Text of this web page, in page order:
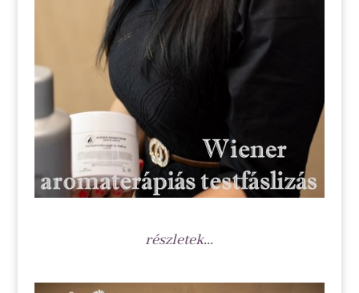
részletek...